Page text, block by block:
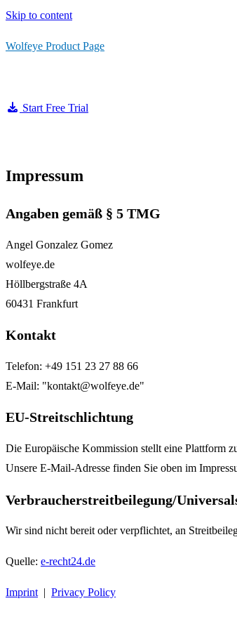
Skip to content
Wolfeye Product Page
Start Free Trial
Impressum
Angaben gemäß § 5 TMG
Angel Gonzalez Gomez
wolfeye.de
Höllbergstraße 4A
60431 Frankfurt
Kontakt
Telefon: +49 151 23 27 88 66
E-Mail: "kontakt@wolfeye.de"
EU-Streitschlichtung
Die Europäische Kommission stellt eine Plattform
Unsere E-Mail-Adresse finden Sie oben im
Verbraucher­streit­beilegung/
Wir sind nicht bereit oder verpflichtet, an
Quelle: e-recht24.de
Imprint | Privacy Policy